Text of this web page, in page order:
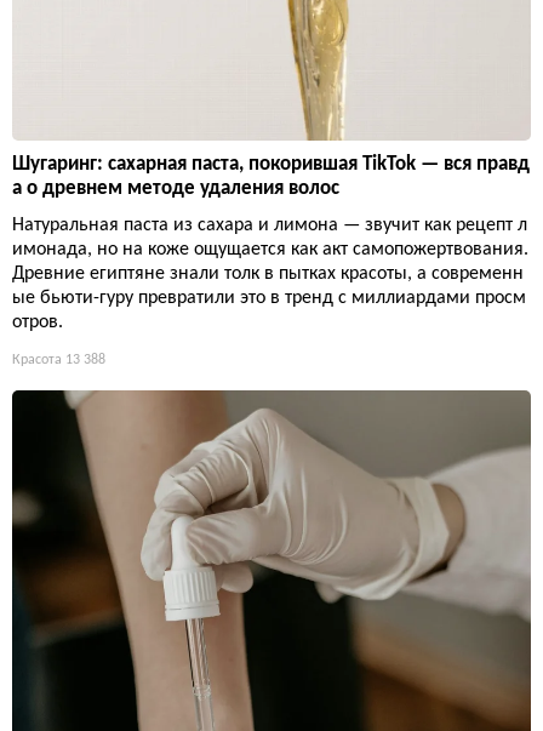
Шугаринг: сахарная паста, покорившая TikTok — вся правд
а о древнем методе удаления волос
Натуральная паста из сахара и лимона — звучит как рецепт л
имонада, но на коже ощущается как акт самопожертвования.
Древние египтяне знали толк в пытках красоты, а современн
ые бьюти-гуру превратили это в тренд с миллиардами просм
отров.
Красота 13 388